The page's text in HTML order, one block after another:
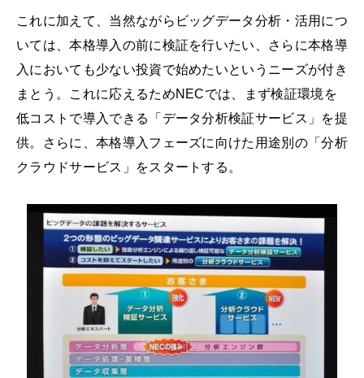
これに加えて、当然ながらビッグデータ分析・活用につ
いては、本格導入の前に検証を行いたい、さらに本格導
入においても少ない投資で始めたいというニーズが付き
まとう。これに応えるためNECでは、まず検証環境を
低コストで導入できる「データ分析検証サービス」を提
供。さらに、本格導入フェーズに向けた用途別の「分析
クラウドサービス」をスタートする。